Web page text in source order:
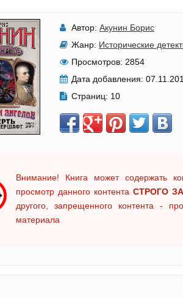
Автор: Акунин Борис
Жанр: Исторические
Просмотров: 2854
Дата добавления:
Страниц: 10
Внимание! Книга может содержать
просмотр данного контента СТРОГО
другого, запрещенного контента -
материала